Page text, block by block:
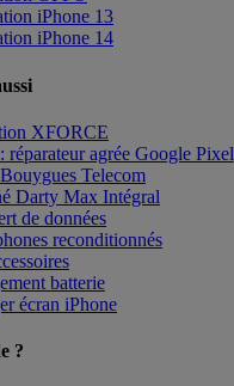
iPhone 13
iPhone 14
XFORCE
réparateur agrée Google Pixel
Telecom
Darty Max Intégral
de données
reconditionnés
batterie
écran iPhone
?